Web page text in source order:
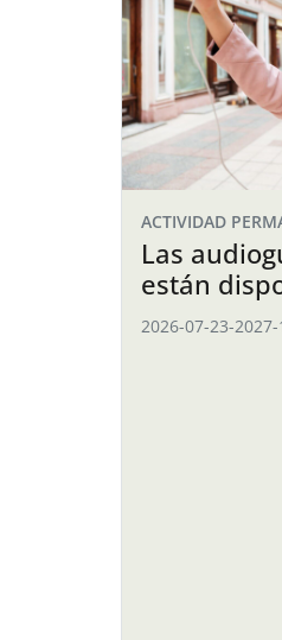
ACTIVIDAD
Las
están
2026-07-23-2027-